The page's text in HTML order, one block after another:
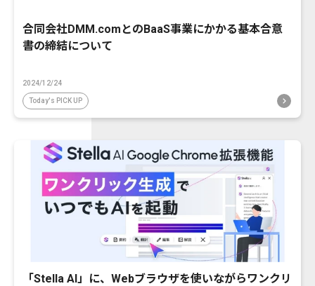
合同会社DMM.comとのBaaS事業にかかる基本合意
書の締結について
2024/12/24
Today's PICK UP
「Stella AI」に、Webブラウザを使いながらワンクリ